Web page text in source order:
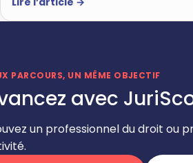
PARCOURS, UN MÊME OBJECTIF
avec
un professionnel du droit ou